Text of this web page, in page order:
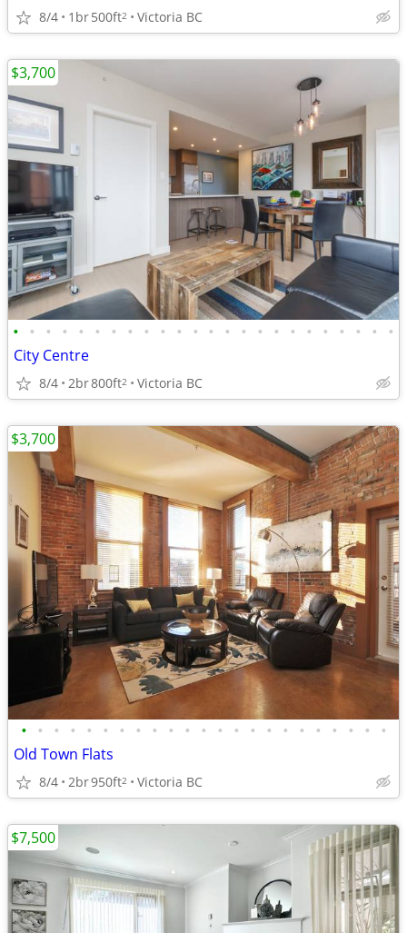
8/4 1br500ft2 Victoria BC
• • • • • • • • • • • • • • • • • • • • • • • •
City Centre
8/4 2br800ft2 Victoria BC
$3,700
• • • • • • • • • • • • • • • • • • • • • • •
Old Town Flats
8/4 2br950ft2 Victoria BC
$3,700
$7,500